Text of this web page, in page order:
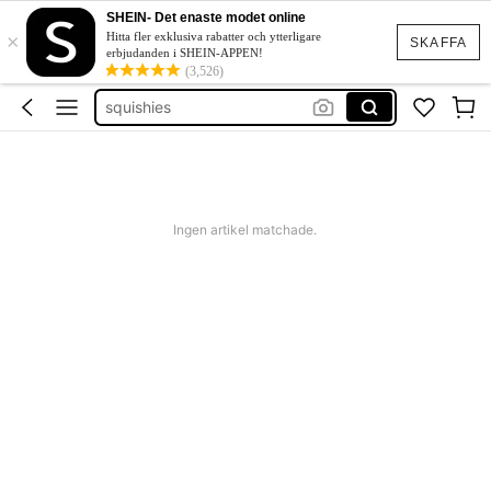
SKAFFA
×
SHEIN- Det enaste modet online
Hitta fler exklusiva rabatter och ytterligare
erbjudanden i SHEIN-APPEN!
(3,526)
emf mätare
bremsflüssigkeit tester
squishies
festklänning bröllop
Ingen artikel matchade.